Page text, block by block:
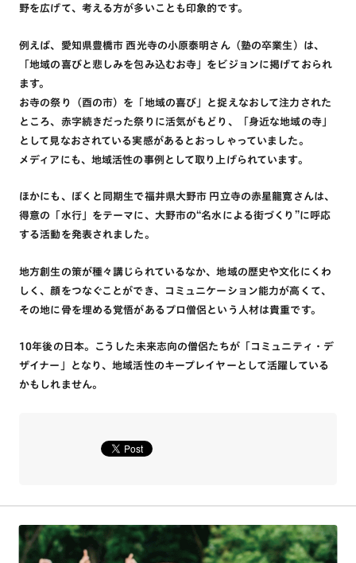
野を広げて、考える方が多いことも印象的です。
例えば、愛知県豊橋市 西光寺の小原泰明さん（塾の卒業生）は、
「地域の喜びと悲しみを包み込むお寺」をビジョンに掲げておられ
ます。
お寺の祭り（酉の市）を「地域の喜び」と捉えなおして注力された
ところ、赤字続きだった祭りに活気がもどり、「身近な地域の寺」
として見なおされている実感があるとおっしゃっていました。
メディアにも、地域活性の事例として取り上げられています。
ほかにも、ぼくと同期生で福井県大野市 円立寺の赤星龍寛さんは、
得意の「水行」をテーマに、大野市の“名水による街づくり”に呼応
する活動を発表されました。
地方創生の策が種々講じられているなか、地域の歴史や文化にくわ
しく、顔をつなぐことができ、コミュニケーション能力が高くて、
その地に骨を埋める覚悟があるプロ僧侶という人材は貴重です。
10年後の日本。こうした未来志向の僧侶たちが「コミュニティ・デ
ザイナー」となり、地域活性のキープレイヤーとして活躍している
かもしれません。